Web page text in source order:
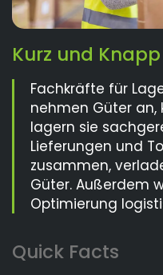
Kurz und Knapp
Fachkräfte für
nehmen Güter an,
lagern sie
Lieferungen und
zusammen,
Güter. Außerdem
Optimierung